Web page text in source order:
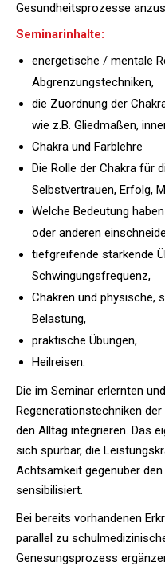
Gesundheitsprozesse
Seminarinhalte:
energetische / mentale
Abgrenzungstechniken,
die Zuordnung der
wie z.B. Gliedmaßen,
Chakra und Farblehre
Die Rolle der Chakra für
Selbstvertrauen, Erfolg,
Welche Bedeutung
oder anderen
tiefgreifende stärkende
Schwingungsfrequenz,
Chakren und physische,
Belastung,
praktische Übungen,
Heilreisen.
Die im Seminar erlernten
Regenerationstechniken
den Alltag integrieren. Das
sich spürbar, die
Achtsamkeit gegenüber
sensibilisiert.
Bei bereits vorhandenen
parallel zu
Genesungsprozess